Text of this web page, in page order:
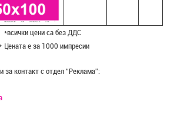
*всички цени са без ДДС
Цената е за 1000 импресии
за контакт с отдел “Реклама”: